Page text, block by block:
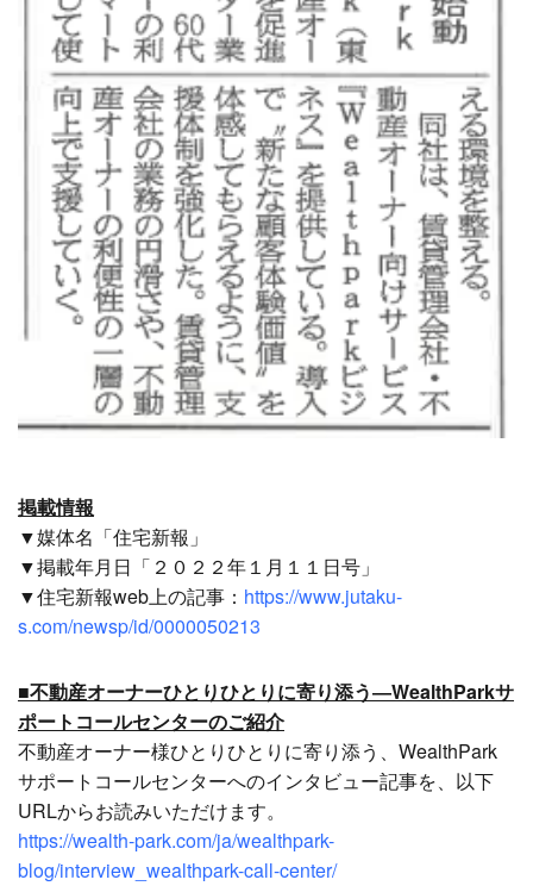
掲載情報
▼媒体名「住宅新報」
▼掲載年月日「２０２２年１月１１日号」
▼住宅新報web上の記事： https://www.jutaku-
s.com/newsp/id/0000050213
■不動産オーナーひとりひとりに寄り添う―WealthParkサ
ポートコールセンターのご紹介
不動産オーナー様ひとりひとりに寄り添う、WealthPark
サポートコールセンターへのインタビュー記事を、以下
URLからお読みいただけます。
https://wealth-park.com/ja/wealthpark-
blog/interview_wealthpark-call-center/